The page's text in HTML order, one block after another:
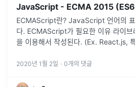
JavaScript - ECMA 2015
ECMAScript란? JavaScript 언어의
다. ECMAScript가 필요한 이유 라이브러리들이 최신 언어 명세들
을 이용해서 작성된다. (Ex. React.js,
ECMAScript의 사용방법 브라우저에서
2020년 1월 2일 · 0개의 댓글